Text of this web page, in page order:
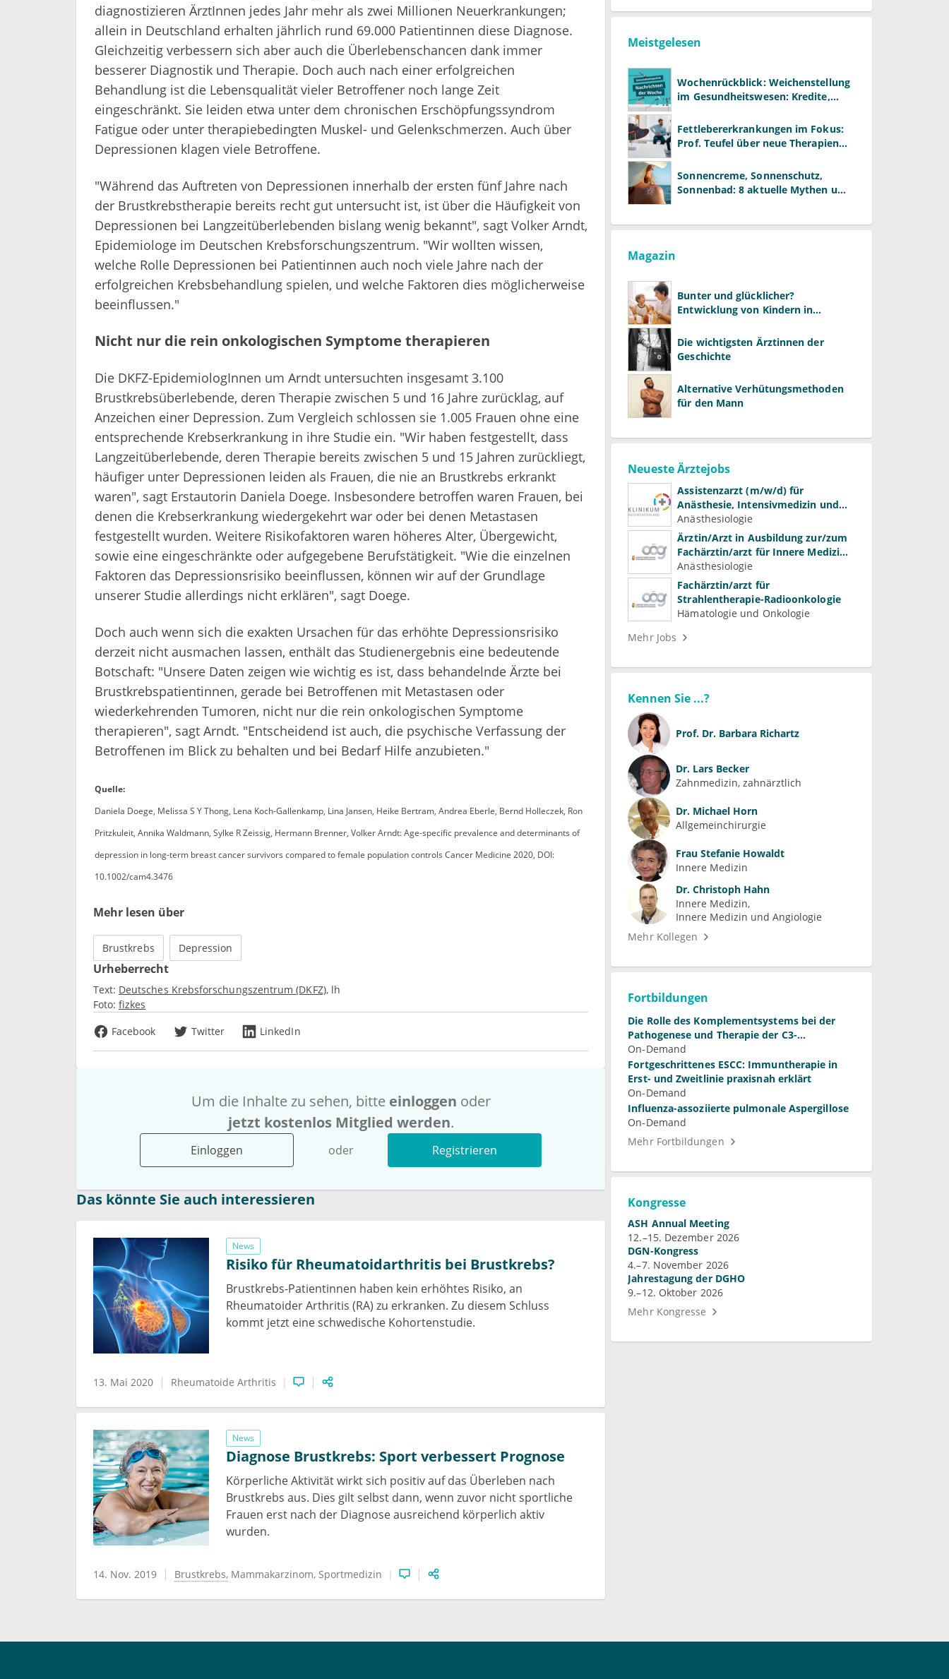
diagnostizieren ÄrztInnen jedes Jahr mehr als zwei Millionen Neuerkrankungen;
allein in Deutschland erhalten jährlich rund 69.000 Patientinnen diese Diagnose.
Gleichzeitig verbessern sich aber auch die Überlebenschancen dank immer
besserer Diagnostik und Therapie. Doch auch nach einer erfolgreichen
Behandlung ist die Lebensqualität vieler Betroffener noch lange Zeit
eingeschränkt. Sie leiden etwa unter dem chronischen Erschöpfungssyndrom
Fatigue oder unter therapiebedingten Muskel- und Gelenkschmerzen. Auch über
Depressionen klagen viele Betroffene.
"Während das Auftreten von Depressionen innerhalb der ersten fünf Jahre nach
der Brustkrebstherapie bereits recht gut untersucht ist, ist über die Häufigkeit von
Depressionen bei Langzeitüberlebenden bislang wenig bekannt", sagt Volker Arndt,
Epidemiologe im Deutschen Krebsforschungszentrum. "Wir wollten wissen,
welche Rolle Depressionen bei Patientinnen auch noch viele Jahre nach der
erfolgreichen Krebsbehandlung spielen, und welche Faktoren dies möglicherweise
beeinflussen."
Nicht nur die rein onkologischen Symptome therapieren
Die DKFZ-EpidemiologInnen um Arndt untersuchten insgesamt 3.100
Brustkrebsüberlebende, deren Therapie zwischen 5 und 16 Jahre zurücklag, auf
Anzeichen einer Depression. Zum Vergleich schlossen sie 1.005 Frauen ohne eine
entsprechende Krebserkrankung in ihre Studie ein. "Wir haben festgestellt, dass
Langzeitüberlebende, deren Therapie bereits zwischen 5 und 15 Jahren zurückliegt,
häufiger unter Depressionen leiden als Frauen, die nie an Brustkrebs erkrankt
waren", sagt Erstautorin Daniela Doege. Insbesondere betroffen waren Frauen, bei
denen die Krebserkrankung wiedergekehrt war oder bei denen Metastasen
festgestellt wurden. Weitere Risikofaktoren waren höheres Alter, Übergewicht,
sowie eine eingeschränkte oder aufgegebene Berufstätigkeit. "Wie die einzelnen
Faktoren das Depressionsrisiko beeinflussen, können wir auf der Grundlage
unserer Studie allerdings nicht erklären", sagt Doege.
Doch auch wenn sich die exakten Ursachen für das erhöhte Depressionsrisiko
derzeit nicht ausmachen lassen, enthält das Studienergebnis eine bedeutende
Botschaft: "Unsere Daten zeigen wie wichtig es ist, dass behandelnde Ärzte bei
Brustkrebspatientinnen, gerade bei Betroffenen mit Metastasen oder
wiederkehrenden Tumoren, nicht nur die rein onkologischen Symptome
therapieren", sagt Arndt. "Entscheidend ist auch, die psychische Verfassung der
Betroffenen im Blick zu behalten und bei Bedarf Hilfe anzubieten."
Quelle:
Daniela Doege, Melissa S Y Thong, Lena Koch-Gallenkamp, Lina Jansen, Heike Bertram, Andrea Eberle, Bernd Holleczek, Ron
Pritzkuleit, Annika Waldmann, Sylke R Zeissig, Hermann Brenner, Volker Arndt: Age-specific prevalence and determinants of
depression in long-term breast cancer survivors compared to female population controls Cancer Medicine 2020, DOI:
10.1002/cam4.3476
Mehr lesen über
Brustkrebs Depression
Urheberrecht
Text: Deutsches Krebsforschungszentrum (DKFZ) lh
Foto: fizkes
Facebook
Twitter LinkedIn
Um die Inhalte zu sehen, bitte einloggen oder
jetzt kostenlos Mitglied werden.
Einloggen oder Registrieren
Das könnte Sie auch interessieren
News
Risiko für Rheumatoidarthritis bei Brustkrebs?
Brustkrebs-Patientinnen haben kein erhöhtes Risiko, an
Rheumatoider Arthritis (RA) zu erkranken. Zu diesem Schluss
kommt jetzt eine schwedische Kohortenstudie.
13. Mai 2020 Rheumatoide Arthritis
News
Diagnose Brustkrebs: Sport verbessert Prognose
Körperliche Aktivität wirkt sich positiv auf das Überleben nach
Brustkrebs aus. Dies gilt selbst dann, wenn zuvor nicht sportliche
Frauen erst nach der Diagnose ausreichend körperlich aktiv
wurden.
14. Nov. 2019 Brustkrebs Mammakarzinom Sportmedizin
Meistgelesen
Wochenrückblick: Weichenstellung
im Gesundheitswesen: Kredite,
Fettlebererkrankungen im Fokus:
Prof. Teufel über neue Therapien
Sonnencreme, Sonnenschutz,
Sonnenbad: 8 aktuelle Mythen und
Magazin
Bunter und glücklicher?
Entwicklung von Kindern in
Die wichtigsten Ärztinnen der
Geschichte
Alternative Verhütungsmethoden
für den Mann
Neueste Ärztejobs
Assistenzarzt (m/w/d) für
Anästhesie, Intensivmedizin und
Schmerztherapie
Anästhesiologie
Ärztin/Arzt in Ausbildung zur/zum
Fachärztin/arzt für Innere Medizin
(Kardiologie, Nephrologie,
Intensivmedizin)
Anästhesiologie
Fachärztin/arzt für
Strahlentherapie-Radioonkologie
Hämatologie und Onkologie
Mehr Jobs
Kennen Sie ...?
Prof. Dr. Barbara Richartz
Dr. Lars Becker
Zahnmedizin, zahnärztlich
Dr. Michael Horn
Allgemeinchirurgie
Frau Stefanie Howaldt
Innere Medizin
Dr. Christoph Hahn
Innere Medizin
Innere Medizin und Angiologie
Mehr Kollegen
Fortbildungen
Die Rolle des Komplementsystems bei der
Pathogenese und Therapie der C3-
Glomerulopathie
On-Demand
Fortgeschrittenes ESCC: Immuntherapie in
Erst- und Zweitlinie praxisnah erklärt
On-Demand
Influenza-assoziierte pulmonale Aspergillose
On-Demand
Mehr Fortbildungen
Kongresse
ASH Annual Meeting
12.–15. Dezember 2026
DGN-Kongress
4.–7. November 2026
Jahrestagung der DGHO
9.–12. Oktober 2026
Mehr Kongresse